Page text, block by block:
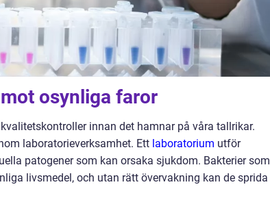
osynliga faror
innan det hamnar på våra tallrikar.
laboratorieverksamhet. Ett laboratorium utför
patogener som kan orsaka sjukdom. Bakterier som
livsmedel, och utan rätt övervakning kan de sprida